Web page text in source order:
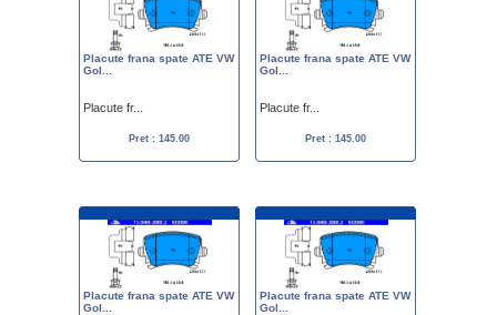
Placute frana spate ATE VW
Gol...
Placute fr...
Pret : 145.00
Placute frana spate ATE VW
Gol...
Placute fr...
Pret : 145.00
Placute frana spate ATE VW
Gol...
Placute frana spate ATE VW
Gol...